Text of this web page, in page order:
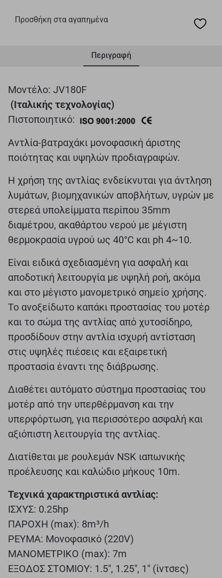
Προσθήκη στα αγαπημένα
Περιγραφή
Μοντέλο: JV180F
(Ιταλικής τεχνολογίας)
Πιστοποιητικό:
Aντλία-βατραχάκι μονοφασική άριστης
ποιότητας και υψηλών προδιαγραφών.
Η χρήση της αντλίας ενδείκνυται για άντληση
λυμάτων, βιομηχανικών αποβλήτων, υγρών με
στερεά υπολείμματα περίπου 35mm
διαμέτρου, ακαθάρτου νερού με μέγιστη
θερμοκρασία υγρού ως 40°C και ph 4~10.
Είναι ειδικά σχεδιασμένη για ασφαλή και
αποδοτική λειτουργία με υψηλή ροή, ακόμα
και στο μέγιστο μανομετρικό σημείο χρήσης.
Το ανοξείδωτο καπάκι προστασίας του μοτέρ
και το σώμα της αντλίας από χυτοσίδηρο,
προσδίδουν στην αντλία ισχυρή αντίσταση
στις υψηλές πιέσεις και εξαιρετική
προστασία έναντι της διάβρωσης.
Διαθέτει αυτόματο σύστημα προστασίας του
μοτέρ από την υπερθέρμανση και την
υπερφόρτωση, για περισσότερο ασφαλή και
αξιόπιστη λειτουργία της αντλίας.
Διατίθεται με ρουλεμάν NSK ιαπωνικής
προέλευσης και καλώδιο μήκους 10m.
Τεχνικά χαρακτηριστικά αντλίας:
ΙΣΧΥΣ: 0.25hp
ΠΑΡΟΧΗ (max): 8m³/h
ΡΕΥΜΑ: Μονοφασικό (220V)
ΜΑΝΟΜΕΤΡΙΚΟ (max): 7m
ΕΞΟΔΟΣ ΣΤΟΜΙΟΥ: 1.5", 1.25", 1" (ίντσες)